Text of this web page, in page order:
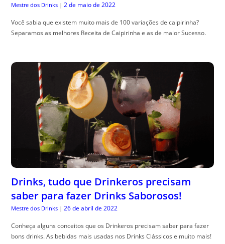
Mestre dos Drinks | 2 de maio de 2022
Você sabia que existem muito mais de 100 variações de caipirinha?
Separamos as melhores Receita de Caipirinha e as de maior Sucesso.
Drinks, tudo que Drinkeros precisam
saber para fazer Drinks Saborosos!
Mestre dos Drinks | 26 de abril de 2022
Conheça alguns conceitos que os Drinkeros precisam saber para fazer
bons drinks. As bebidas mais usadas nos Drinks Clássicos e muito mais!